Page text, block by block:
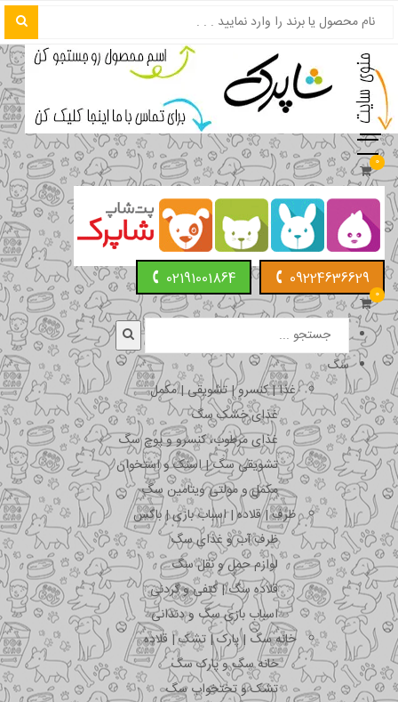
0
09224636629
02191001864
0
سگ
غذا | کنسرو | تشویقی | مکمل
غذای خشک سگ
غذای مرطوب، کنسرو و پوچ سگ
تشویقی سگ | اسنک و استخوان
مکمل و مولتی ویتامین سگ
ظرف | قلاده | اسباب بازی | باکس
ظرف آب و غذای سگ
لوازم حمل و نقل سگ
قلاده سگ | کتفی و گردنی
اسباب بازی سگ و دندانی
خانه سگ | پارک | تشک | قلاده
خانه سگ و پارک سگ
تشک و تختخواب سگ